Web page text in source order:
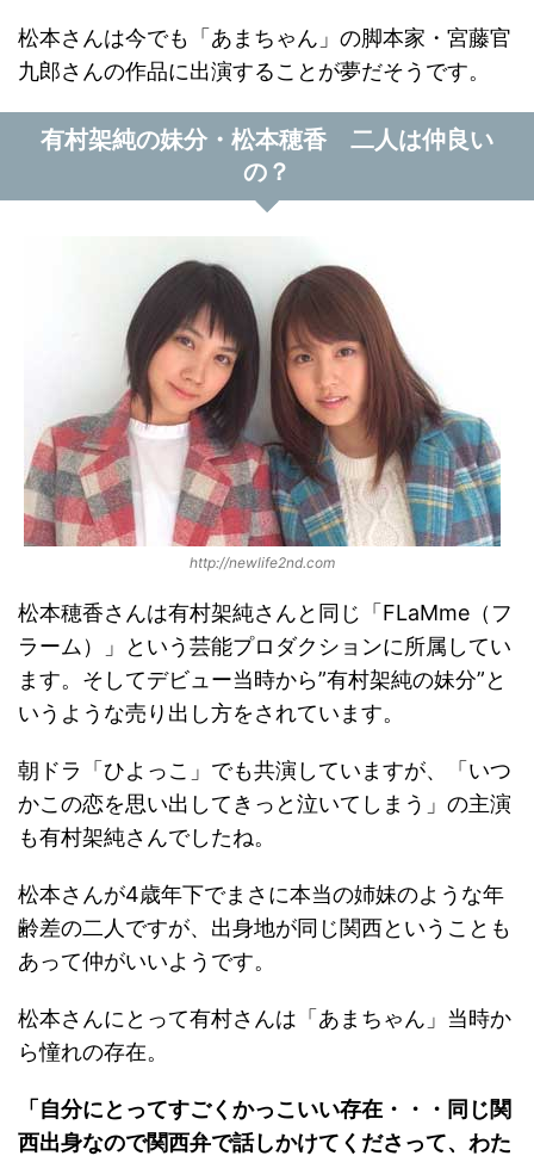
松本さんは今でも「あまちゃん」の脚本家・宮藤官
九郎さんの作品に出演することが夢だそうです。
有村架純の妹分・松本穂香 二人は仲良い
の？
http://newlife2nd.com
松本穂香さんは有村架純さんと同じ「FLaMme（フ
ラーム）」という芸能プロダクションに所属してい
ます。そしてデビュー当時から”有村架純の妹分”と
いうような売り出し方をされています。
朝ドラ「ひよっこ」でも共演していますが、「いつ
かこの恋を思い出してきっと泣いてしまう」の主演
も有村架純さんでしたね。
松本さんが4歳年下でまさに本当の姉妹のような年
齢差の二人ですが、出身地が同じ関西ということも
あって仲がいいようです。
松本さんにとって有村さんは「あまちゃん」当時か
ら憧れの存在。
「自分にとってすごくかっこいい存在・・・同じ関
西出身なので関西弁で話しかけてくださって、わた